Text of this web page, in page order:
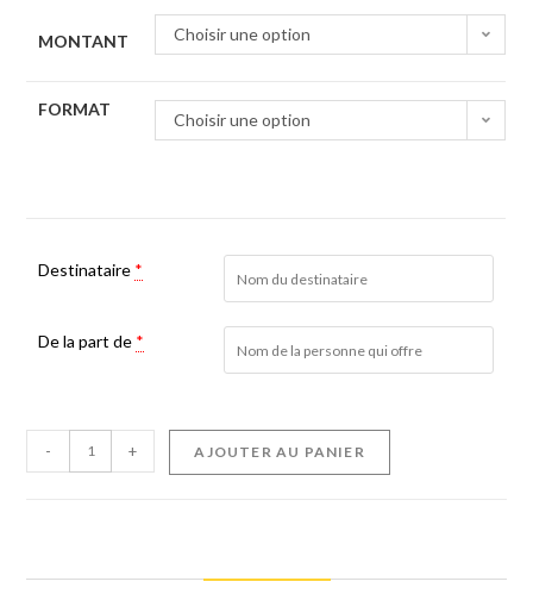
MONTANT Choisir une option
FORMAT
Choisir une option
Destinataire *
De la part de *
- + AJOUTER AU PANIER